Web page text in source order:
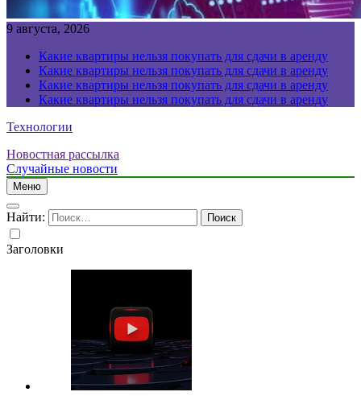
9 августа, 2026
Какие квартиры нельзя покупать для сдачи в аренду
Какие квартиры нельзя покупать для сдачи в аренду
Какие квартиры нельзя покупать для сдачи в аренду
Какие квартиры нельзя покупать для сдачи в аренду
Технологии
Новостная рассылка
Случайные новости
Меню
Найти:
Заголовки